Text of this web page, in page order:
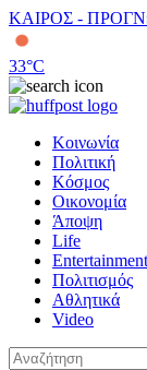
ΚΑΙΡΟΣ -
33°C
Κοινωνία
Πολιτική
Κόσμος
Οικονομία
Άποψη
Life
Entertainment
Πολιτισμός
Αθλητικά
Video